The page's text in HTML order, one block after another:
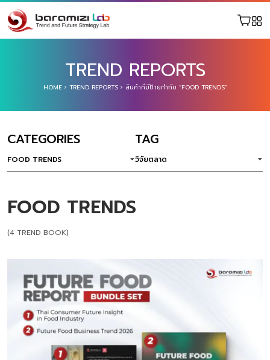
TREND REPORTS
HOME› TREND REPORTS› สินค้าที่มีป้ายกำกับ “FOOD TRENDS”
CATEGORIES
FOOD TRENDS
TAG
วิจัยตลาด
FOOD TRENDS
(4 TREND BOOK)